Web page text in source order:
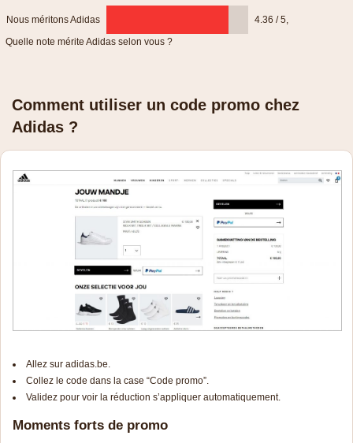
Nous méritons Adidas 4.36 / 5
Quelle note mérite Adidas selon vous ?
Comment utiliser un code promo chez
Adidas ?
Allez sur adidas.be.
Collez le code dans la case “Code promo”.
Validez pour voir la réduction s’appliquer automatiquement.
Moments forts de promo